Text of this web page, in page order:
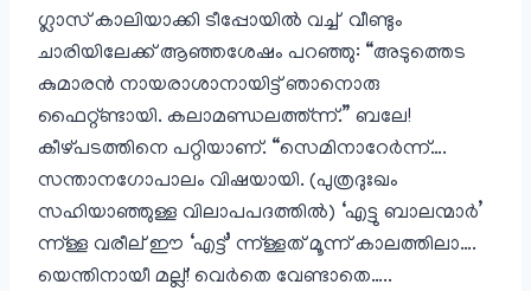
ഗ്ലാസ് കാലിയാക്കി ടീപ്പോയിൽ വച്ച് വീണ്ടും
ചാരിയിലേക്ക് ആഞ്ഞശേഷം പറഞ്ഞു: “അടുത്തെട
കുമാരൻ നായരാശാനായിട്ട് ഞാനൊരു
ഫൈറ്റ്ണ്ടായി. കലാമണ്ഡലത്ത്ന്ന്.” ബലേ!
കീഴ്പടത്തിനെ പറ്റിയാണ്. “സെമിനാറേർന്ന്….
സന്താനഗോപാലം വിഷയായി. (പുത്രദുഃഖം
സഹിയാഞ്ഞുള്ള വിലാപപദത്തിൽ) ‘എട്ടു ബാലന്മാർ’
ന്ന്ള്ള വരീല് ഈ ‘എട്ട്’ ന്ന്ള്ളത് മൂന്ന് കാലത്തിലാ….
യെന്തിനായീ മല്ല്! വെർതെ വേണ്ടാതെ…..